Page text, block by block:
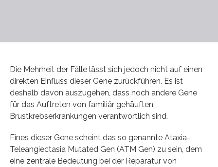
Die Mehrheit der Fälle lässt sich jedoch nicht auf einen
direkten Einfluss dieser Gene zurückführen. Es ist
deshalb davon auszugehen, dass noch andere Gene
für das Auftreten von familiär gehäuften
Brustkrebserkrankungen verantwortlich sind.
Eines dieser Gene scheint das so genannte Ataxia-
Teleangiectasia Mutated Gen (ATM Gen) zu sein, dem
eine zentrale Bedeutung bei der Reparatur von